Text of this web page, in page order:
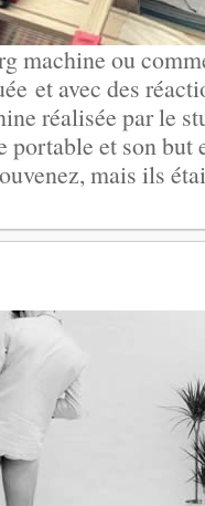
machine ou
et avec des
réalisée par le
portable et son but
mais ils